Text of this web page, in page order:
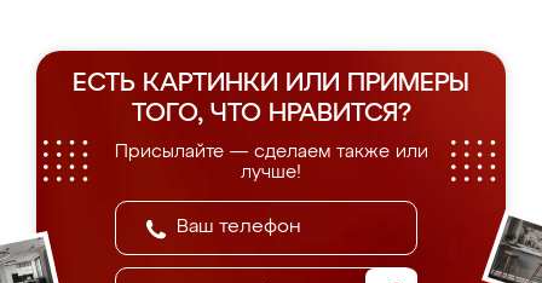
ЕСТЬ КАРТИНКИ ИЛИ ПРИМЕРЫ
ТОГО, ЧТО НРАВИТСЯ?
Присылайте — сделаем также или
лучше!